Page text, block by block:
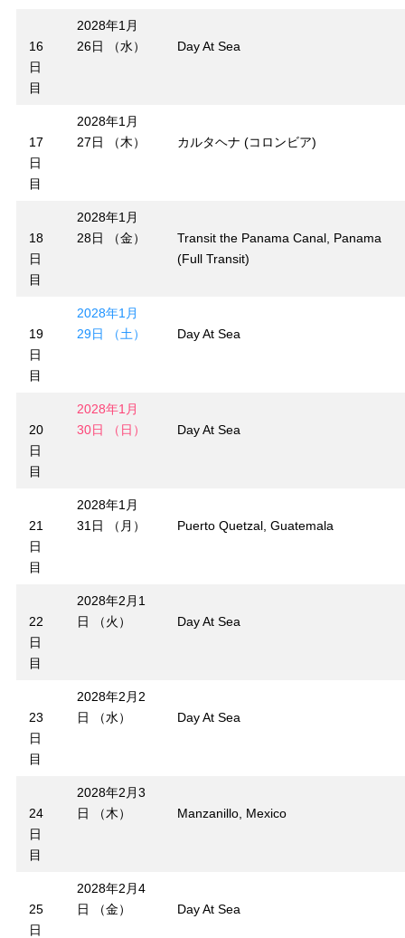
16
日
目
2028年1月
26日 （水）
Day At Sea
17
日
目
2028年1月
27日 （木）
カルタヘナ (コロンビア)
18
日
目
2028年1月
28日 （金）
Transit the Panama Canal, Panama
(Full Transit)
19
日
目
2028年1月
29日 （土）
Day At Sea
20
日
目
2028年1月
30日 （日）
Day At Sea
21
日
目
2028年1月
31日 （月）
Puerto Quetzal, Guatemala
22
日
目
2028年2月1
日 （火）
Day At Sea
23
日
目
2028年2月2
日 （水）
Day At Sea
24
日
目
2028年2月3
日 （木）
Manzanillo, Mexico
25
日
2028年2月4
日 （金）
Day At Sea